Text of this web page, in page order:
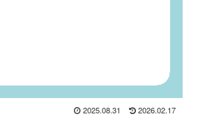
2025.08.31 2026.02.17